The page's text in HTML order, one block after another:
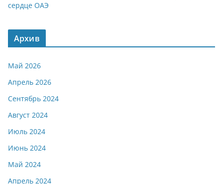
сердце ОАЭ
Архив
Май 2026
Апрель 2026
Сентябрь 2024
Август 2024
Июль 2024
Июнь 2024
Май 2024
Апрель 2024